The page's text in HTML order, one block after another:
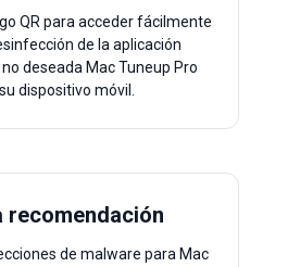
QR para acceder fácilmente
de la aplicación
deseada Mac Tuneup Pro
dispositivo móvil.
recomendación
de malware para Mac